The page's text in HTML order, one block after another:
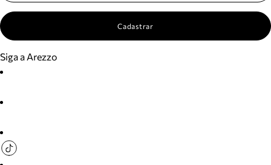
Cadastrar
Siga a Arezzo